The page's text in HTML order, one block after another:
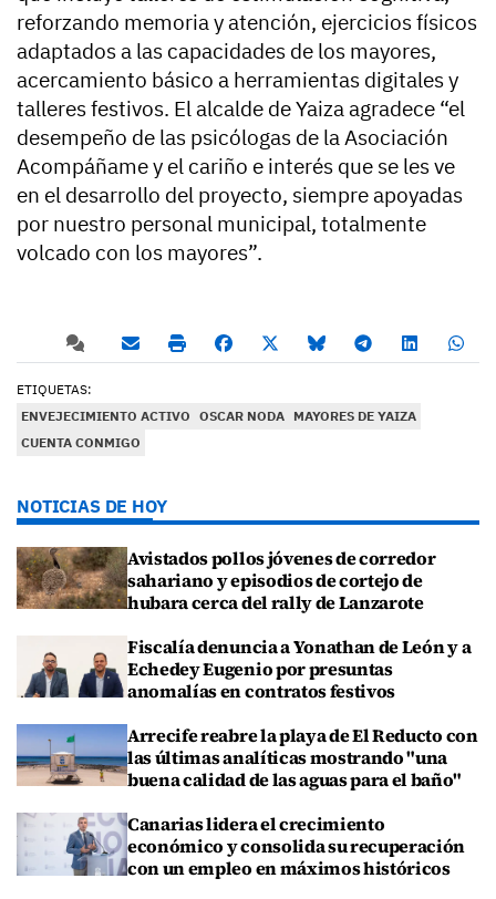
reforzando memoria y atención, ejercicios físicos
adaptados a las capacidades de los mayores,
acercamiento básico a herramientas digitales y
talleres festivos. El alcalde de Yaiza agradece “el
desempeño de las psicólogas de la Asociación
Acompáñame y el cariño e interés que se les ve
en el desarrollo del proyecto, siempre apoyadas
por nuestro personal municipal, totalmente
volcado con los mayores”.
ETIQUETAS:
ENVEJECIMIENTO ACTIVO OSCAR NODA MAYORES DE YAIZA
CUENTA CONMIGO
NOTICIAS DE HOY
Avistados pollos jóvenes de corredor
sahariano y episodios de cortejo de
hubara cerca del rally de Lanzarote
Fiscalía denuncia a Yonathan de León y a
Echedey Eugenio por presuntas
anomalías en contratos festivos
Arrecife reabre la playa de El Reducto con
las últimas analíticas mostrando "una
buena calidad de las aguas para el baño"
Canarias lidera el crecimiento
económico y consolida su recuperación
con un empleo en máximos históricos